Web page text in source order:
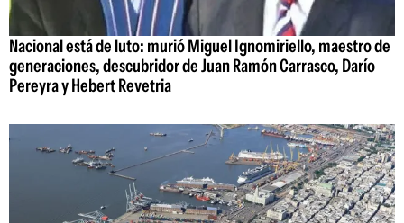
Nacional está de luto: murió Miguel Ignomiriello, maestro de
generaciones, descubridor de Juan Ramón Carrasco, Darío
Pereyra y Hebert Revetria